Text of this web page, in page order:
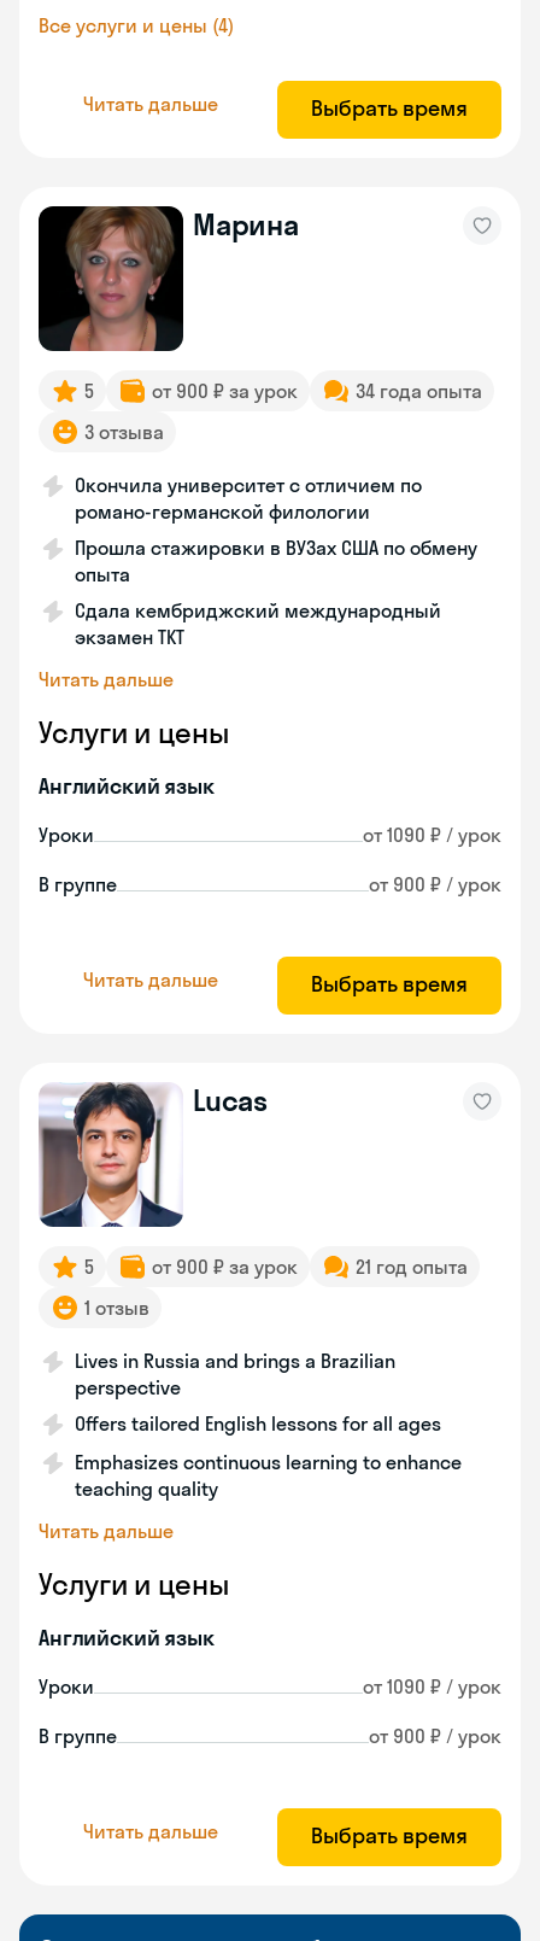
Все услуги и цены (4)
Читать дальше Выбрать время
Марина
5 от 900 ₽ за урок
34 года опыта
3 отзыва
Окончила университет с отличием по
романо-германской филологии
Прошла стажировки в ВУЗах США по обмену
опыта
Сдала кембриджский международный
экзамен TKT
Читать дальше
Услуги и цены
Английский язык
Уроки от 1090 ₽ / урок
В группе от 900 ₽ / урок
Читать дальше Выбрать время
Lucas
5 от 900 ₽ за урок
21 год опыта
1 отзыв
Lives in Russia and brings a Brazilian
perspective
Offers tailored English lessons for all ages
Emphasizes continuous learning to enhance
teaching quality
Читать дальше
Услуги и цены
Английский язык
Уроки от 1090 ₽ / урок
В группе от 900 ₽ / урок
Читать дальше Выбрать время